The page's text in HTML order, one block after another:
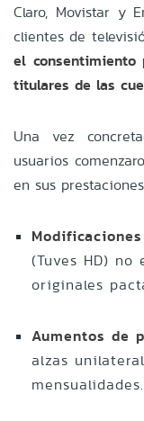
Claro, Movistar y
clientes de
el consentimiento
titulares de las
Una vez
usuarios
en sus
(Tuves HD)
originales
Aumentos de
alzas
mensualidades.